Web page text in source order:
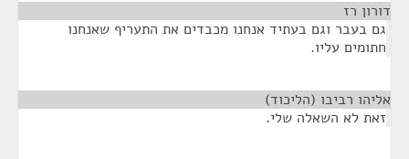
דורון רז
גם בעבר וגם בעתיד אנחנו מכבדים את התעריף שאנחנו
חתומים עליו.
אליהו רביבו (הליכוד)
זאת לא השאלה שלי.